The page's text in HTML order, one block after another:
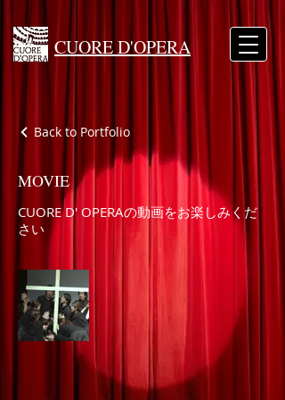
CUORE D'OPERA
Back to Portfolio
MOVIE
CUORE D' OPERAの動画をお楽しみくだ
さい